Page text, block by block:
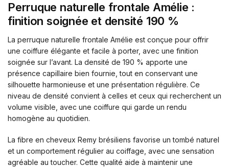
Perruque naturelle frontale Amélie :
finition soignée et densité 190 %
La perruque naturelle frontale Amélie est conçue pour offrir
une coiffure élégante et facile à porter, avec une finition
soignée sur l’avant. La densité de 190 % apporte une
présence capillaire bien fournie, tout en conservant une
silhouette harmonieuse et une présentation régulière. Ce
niveau de densité convient à celles et ceux qui recherchent un
volume visible, avec une coiffure qui garde un rendu
homogène au quotidien.
La fibre en cheveux Remy brésiliens favorise un tombé naturel
et un comportement régulier au coiffage, avec une sensation
agréable au toucher. Cette qualité aide à maintenir une